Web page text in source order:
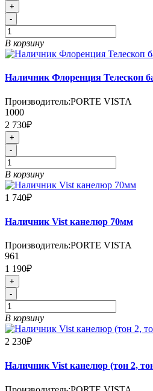
+
-
В корзину
Наличник Флоренция Телескоп
Производитель:PORTE VISTA
1000
2 730₽
+
-
В корзину
1 740₽
Наличник Vist канелюр 70мм
Производитель:PORTE VISTA
961
1 190₽
+
-
В корзину
2 230₽
Наличник Vist канелюр (тон 2,